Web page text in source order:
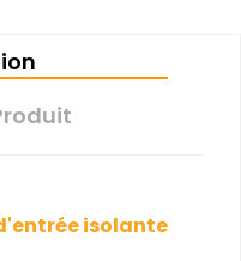
isolante